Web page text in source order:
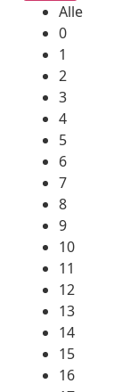
Alle
0
1
2
3
4
5
6
7
8
9
10
11
12
13
14
15
16